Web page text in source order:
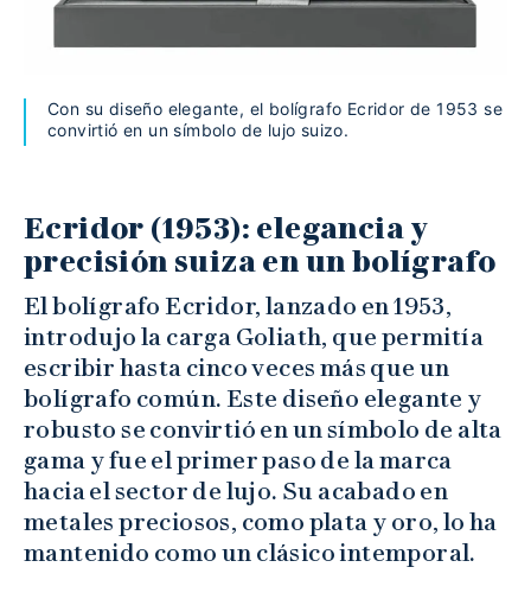
Con su diseño elegante, el bolígrafo Ecridor de 1953 se
convirtió en un símbolo de lujo suizo.
Ecridor (1953): elegancia y
precisión suiza en un bolígrafo
El bolígrafo Ecridor, lanzado en 1953,
introdujo la carga Goliath, que permitía
escribir hasta cinco veces más que un
bolígrafo común. Este diseño elegante y
robusto se convirtió en un símbolo de alta
gama y fue el primer paso de la marca
hacia el sector de lujo. Su acabado en
metales preciosos, como plata y oro, lo ha
mantenido como un clásico intemporal.